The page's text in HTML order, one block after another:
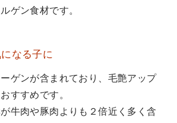
ゲン食材です。
なる子に
ゲンが含まれており、毛艶アップ
すすめです。
牛肉や豚肉よりも２倍近く多く含